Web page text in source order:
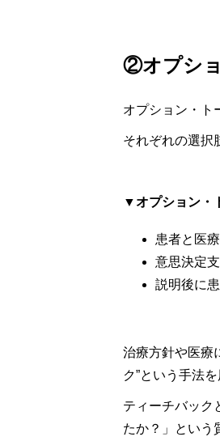
②オプシ
オプション・ト
それぞれの選択
▼オプション・
患者と医
意思決定
説明後に
治療方針や医療
ク”という手法
ティーチバック
たか？」という